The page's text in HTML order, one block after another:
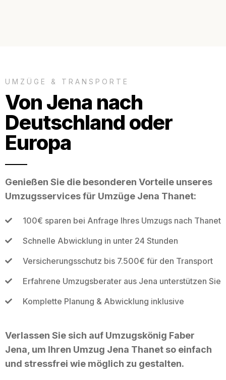
UMZÜGE & TRANSPORTE
Von Jena nach
Deutschland oder
Europa
Genießen Sie die besonderen Vorteile unseres
Umzugsservices für Umzüge Jena Thanet:
100€ sparen bei Anfrage Ihres Umzugs nach Thanet
Schnelle Abwicklung in unter 24 Stunden
Versicherungsschutz bis 7.500€ für den Transport
Erfahrene Umzugsberater aus Jena unterstützen Sie
Komplette Planung & Abwicklung inklusive
Verlassen Sie sich auf Umzugskönig Faber
Jena, um Ihren Umzug Jena Thanet so einfach
und stressfrei wie möglich zu gestalten.